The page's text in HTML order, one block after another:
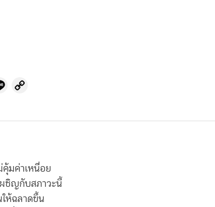
Line
คุ้มค่าเหนื่อย
ชิญกับสภาวะนี้
ให้ฉลาดขึ้น